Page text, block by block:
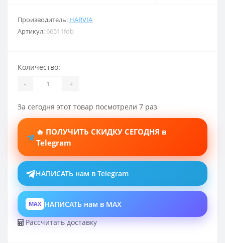
Производитель: HARVIA
Артикул: 66511fdb
Количество:
- +
За сегодня этот товар посмотрели 7 раз
🔥 ПОЛУЧИТЬ СКИДКУ СЕГОДНЯ в
Telegram
НАПИСАТЬ нам в Telegram
MAX НАПИСАТЬ нам в MAX
Рассчитать доставку